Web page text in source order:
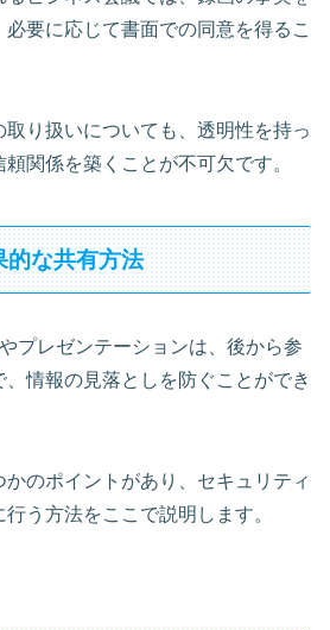
要に応じて書面での同意を得るこ
取り扱いについても、透明性を持っ
関係を築くことが不可欠です。
な共有方法
プレゼンテーションは、後から参
情報の見落としを防ぐことができ
のポイントがあり、セキュリティ
う方法をここで説明します。